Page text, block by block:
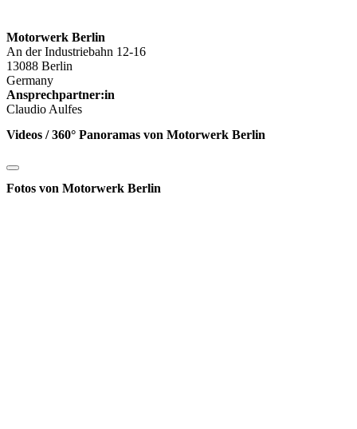
Motorwerk Berlin
An der Industriebahn 12-16
13088 Berlin
Germany
Ansprechpartner:in
Claudio Aulfes
Videos / 360° Panoramas von Motorwerk Berlin
Fotos von Motorwerk Berlin